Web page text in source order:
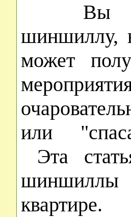
Вы
шиншиллу,
может
или
Эта
квартире.